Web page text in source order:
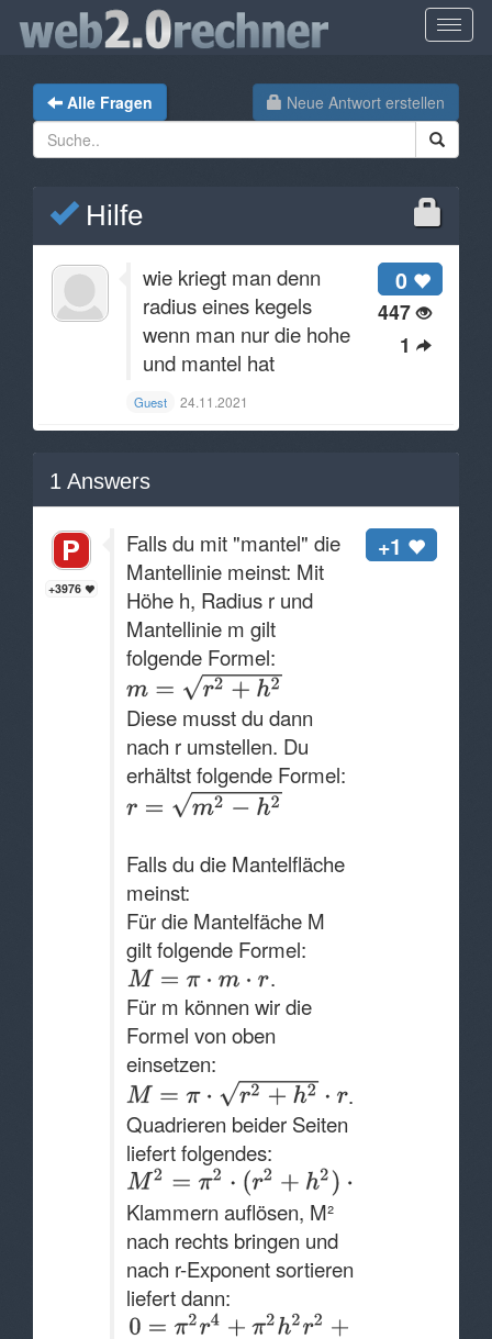
Neue Antwort erstellen
Alle Fragen
Hilfe
0
447
1
wie kriegt man denn
radius eines kegels
wenn man nur die hohe
und mantel hat
Guest 24.11.2021
1 Answers
+3976
+1
Falls du mit "mantel" die
Mantellinie meinst: Mit
Höhe h, Radius r und
Mantellinie m gilt
folgende Formel:
Diese musst du dann
nach r umstellen. Du
erhältst folgende Formel:
Falls du die Mantelfläche
meinst:
Für die Mantelfäche M
gilt folgende Formel:
.
Für m können wir die
Formel von oben
einsetzen:
.
Quadrieren beider Seiten
liefert folgendes:
Klammern auflösen, M²
nach rechts bringen und
nach r-Exponent sortieren
liefert dann: